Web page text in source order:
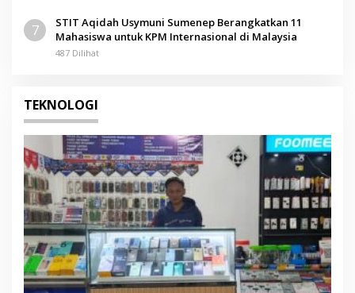
7
STIT Aqidah Usymuni Sumenep Berangkatkan 11
Mahasiswa untuk KPM Internasional di Malaysia
487 Dilihat
TEKNOLOGI